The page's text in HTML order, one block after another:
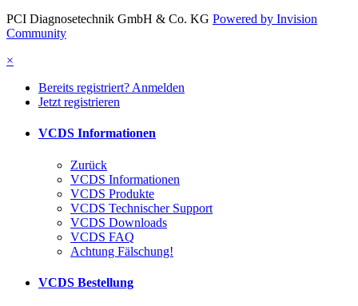
PCI Diagnosetechnik GmbH & Co. KG Powered by Invision
Community
×
Bereits registriert? Anmelden
Jetzt registrieren
VCDS Informationen
Zurück
VCDS Informationen
VCDS Produkte
VCDS Technischer Support
VCDS Downloads
VCDS FAQ
Achtung Fälschung!
VCDS Bestellung